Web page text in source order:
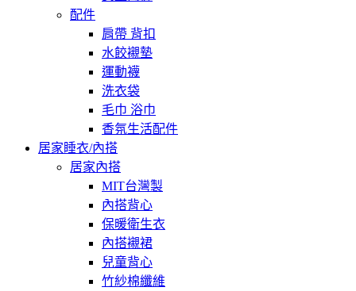
配件
肩帶 背扣
水餃襯墊
運動襪
洗衣袋
毛巾 浴巾
香氛生活配件
居家睡衣/內搭
居家內搭
MIT台灣製
內搭背心
保暖衛生衣
內搭襯裙
兒童背心
竹紗棉纖維